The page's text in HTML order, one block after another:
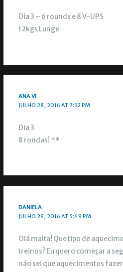
Dia 3 – 6 rounds e 8 V-UPS
12kgs Lunge
ANA VI
JULHO 28, 2016 AT 7:32 PM
Dia 3
8 rondas! **
DANIELA
JULHO 29, 2016 AT 5:49 PM
Olá malta! Que tipo de
treinos? Eu quero começar a
não sei que aquecimentos